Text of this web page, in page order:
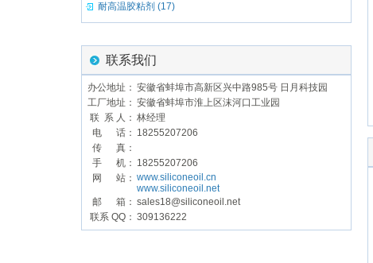
耐高温胶粘剂 (17)
联系我们
办公地址： 安徽省蚌埠市高新区兴中路985号 日月科技园
工厂地址： 安徽省蚌埠市淮上区沫河口工业园
联 系 人： 林经理
电 话： 18255207206
传 真：
手 机： 18255207206
网 站： www.siliconeoil.cn
www.siliconeoil.net
邮 箱： sales18@siliconeoil.net
联系 QQ： 309136222